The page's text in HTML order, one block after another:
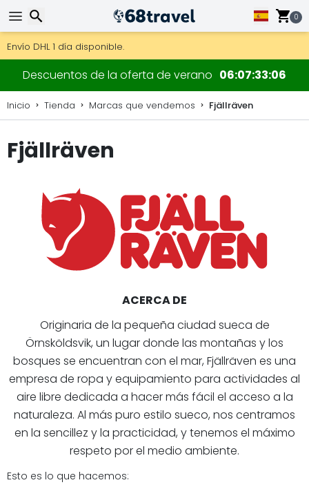
0
Consigue el envío gratuito en pedidos de más de 250 €.
Envío DHL 1 día disponible.
30 días para devoluciones, 90 días para mapas de madera
Descuentos de la oferta de verano 06 07 33 05
Inicio Tienda Marcas que vendemos Fjällräven
Fjällräven
ACERCA DE
Originaria de la pequeña ciudad sueca de
Örnsköldsvik, un lugar donde las montañas y los
bosques se encuentran con el mar, Fjällräven es una
empresa de ropa y equipamiento para actividades al
aire libre dedicada a hacer más fácil el acceso a la
naturaleza. Al más puro estilo sueco, nos centramos
en la sencillez y la practicidad, y tenemos el máximo
respeto por el medio ambiente.
Esto es lo que hacemos:
Buscar